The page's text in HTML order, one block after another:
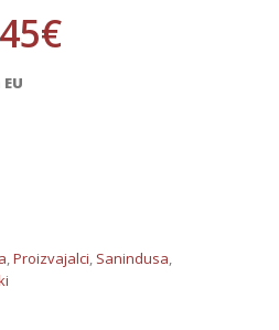
€
,Proizvajalci, Sanindusa,